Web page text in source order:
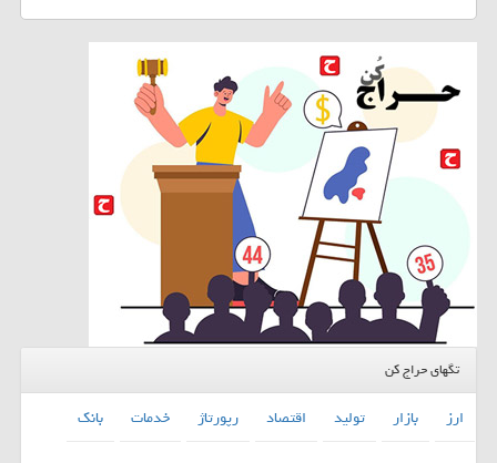
تگهای حراج کن
ارز بازار تولید اقتصاد رپورتاژ خدمات
بانك